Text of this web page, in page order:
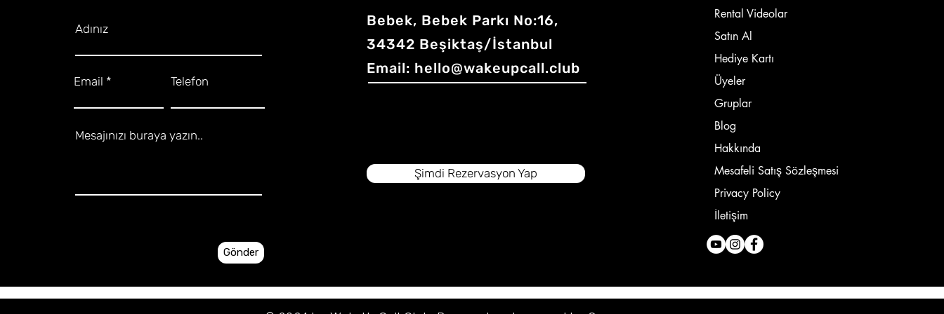
Adınız
Email Telefon
Mesajınızı buraya yazın..
Gönder
Bebek, Bebek Parkı No:16,
34342 Beşiktaş/İstanbul
Email: hello@wakeupcall.club
Şimdi Rezervasyon Yap
Rental Videolar
Satın Al
Hediye Kartı
Üyeler
Gruplar
Blog
Hakkında
Mesafeli Satış Sözleşmesi
Privacy Policy
İletişim